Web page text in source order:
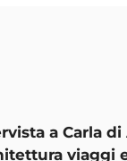
a Carla di
viaggi